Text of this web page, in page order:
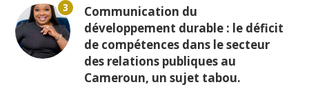
3
Communication du
développement durable : le déficit
de compétences dans le secteur
des relations publiques au
Cameroun, un sujet tabou.